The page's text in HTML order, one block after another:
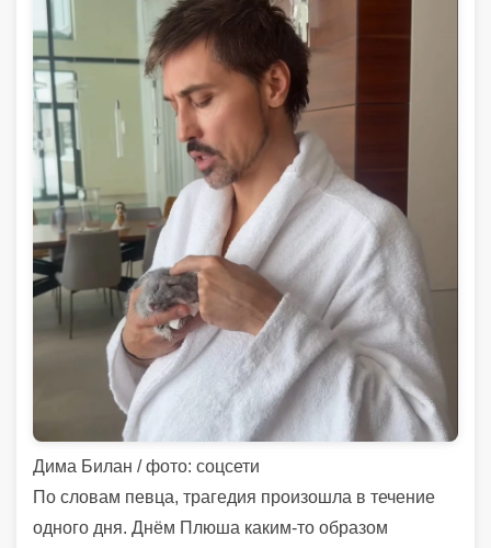
Дима Билан / фото: соцсети
По словам певца, трагедия произошла в течение
одного дня. Днём Плюша каким-то образом